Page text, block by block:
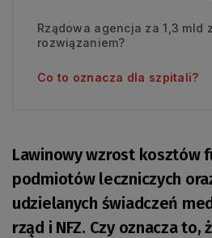
Rządowa agencja za 1,3 mld
rozwiązaniem?
Co to oznacza dla szpitali?
Lawinowy wzrost kosztów
podmiotów leczniczych
udzielanych świadczeń
rząd i NFZ. Czy oznacza to,